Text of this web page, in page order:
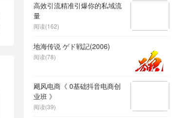
高效引流精准引爆你的私域流
量
阅读(162)
地海传说 ゲド戦記(2006)
阅读(78)
飓风电商《 0基础抖音电商创
业班 》
阅读(39)